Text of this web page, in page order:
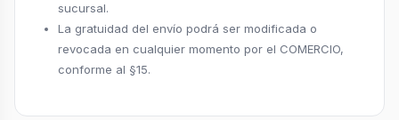
sucursal.
La gratuidad del envío podrá ser modificada o
revocada en cualquier momento por el COMERCIO,
conforme al §15.